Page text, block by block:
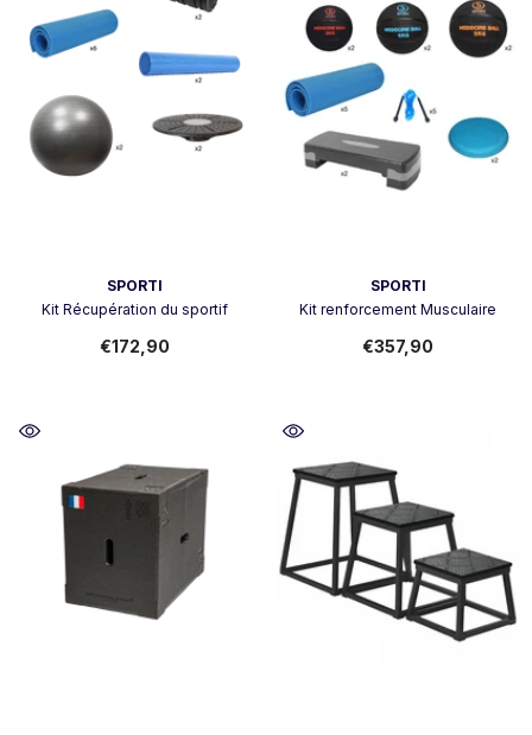
SPORTI
Kit Récupération du sportif
€172,90
SPORTI
Kit renforcement Musculaire
€357,90